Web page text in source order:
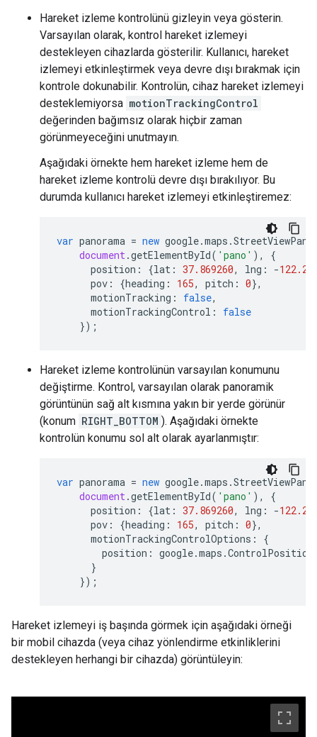
Hareket izleme kontrolünü gizleyin veya gösterin.
Varsayılan olarak, kontrol hareket izlemeyi
destekleyen cihazlarda gösterilir. Kullanıcı, hareket
izlemeyi etkinleştirmek veya devre dışı bırakmak için
kontrole dokunabilir. Kontrolün, cihaz hareket izlemeyi
desteklemiyorsa motionTrackingControl
değerinden bağımsız olarak hiçbir zaman
görünmeyeceğini unutmayın.
Aşağıdaki örnekte hem hareket izleme hem de
hareket izleme kontrolü devre dışı bırakılıyor. Bu
durumda kullanıcı hareket izlemeyi etkinleştiremez:
var panorama = new google.maps .
document.getElementById( 'pano' ),
{
position : {lat : 37.869260, lng : -
pov : {heading : 165, pitch : 0},
motionTracking : false,
motionTrackingControl :
false
});
Hareket izleme kontrolünün varsayılan konumunu
değiştirme. Kontrol, varsayılan olarak panoramik
görüntünün sağ alt kısmına yakın bir yerde görünür
(konum RIGHT_BOTTOM ). Aşağıdaki örnekte
kontrolün konumu sol alt olarak ayarlanmıştır:
var panorama = new google.maps .
document.getElementById( 'pano' ),
{
position : {lat : 37.869260, lng : -
pov : {heading : 165, pitch : 0},
motionTrackingControlOptions :
{
position : google.maps .ControlPosition
}
});
Hareket izlemeyi iş başında görmek için aşağıdaki örneği
bir mobil cihazda (veya cihaz yönlendirme etkinliklerini
destekleyen herhangi bir cihazda) görüntüleyin: